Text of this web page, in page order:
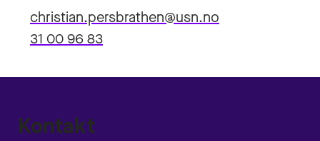
christian.persbrathen@usn.no
31 00 96 83
Kontakt